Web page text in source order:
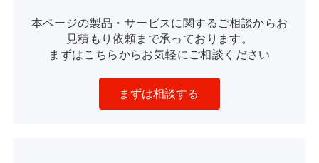
本ページの製品・サービスに関するご相談からお
見積もり依頼まで承っております。
まずはこちらからお気軽にご相談ください
まずは相談する